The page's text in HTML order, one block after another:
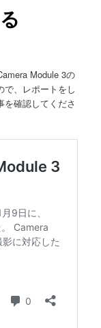
Module 3の
で、レポートをし
確認してくださ